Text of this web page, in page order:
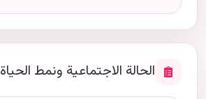
الحالة الاجتماعية ونمط الحياة